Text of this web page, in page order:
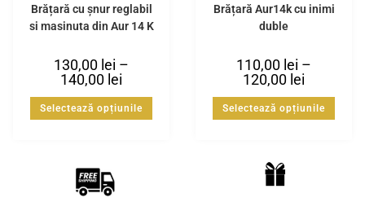
Brățară cu șnur reglabil
și mașinuța din Aur 14 K
130,00 lei –
140,00 lei
Selectează opțiunile
Brățară Aur14k cu inimi
duble
110,00 lei –
120,00 lei
Selectează opțiunile